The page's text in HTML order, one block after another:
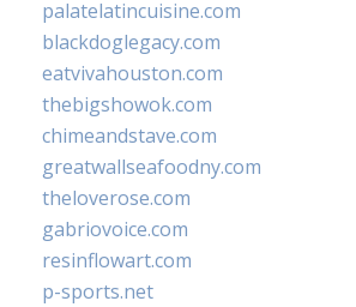
palatelatincuisine.com
blackdoglegacy.com
eatvivahouston.com
thebigshowok.com
chimeandstave.com
greatwallseafoodny.com
theloverose.com
gabriovoice.com
resinflowart.com
p-sports.net